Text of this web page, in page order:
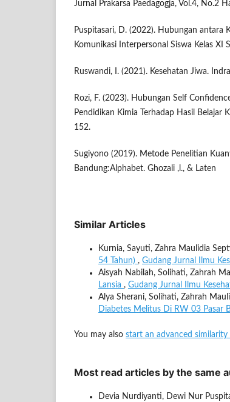
Jurnal Prakarsa Paedagogja, Vol.4, No.2
Puspitasari, D. (2022). Hubungan antara
Komunikasi Interpersonal Siswa Kelas XI
Ruswandi, I. (2021). Kesehatan Jiwa.
Rozi, F. (2023). Hubungan Self
Pendidikan Kimia Terhadap Hasil Belajar
152.
Sugiyono (2019). Metode Penelitian
Bandung:Alphabet. Ghozali ,l., & Laten
Similar Articles
Kurnia, Sayuti, Zahra Maulidia
54 Tahun) , Gudang Jurnal Ilmu
Aisyah Nabilah, Solihati, Zahrah
Lansia , Gudang Jurnal Ilmu
Alya Sherani, Solihati, Zahrah
Diabetes Melitus Di RW 03 Pasar
You may also start an advanced similarity
Most read articles by the same
Devia Nurdiyanti, Dewi Nur